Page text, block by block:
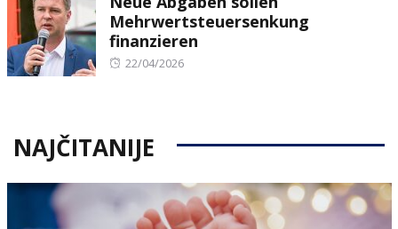
Mehrwertsteuersenkung
finanzieren
Posted
22/04/2026
NAJČITANIJE